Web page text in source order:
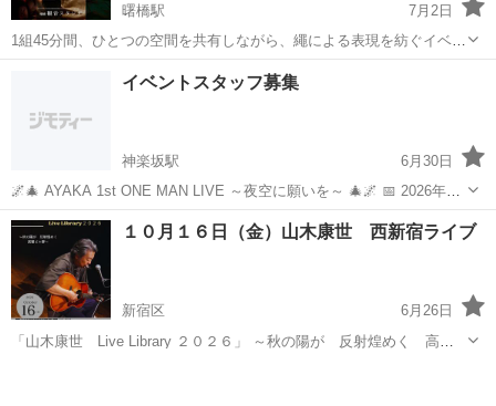
曙橋駅
7月2日
1組45分間、ひとつの空間を共有しながら、繩による表現を紡ぐイベン
トです。 繩を通じて生まれる関係性、静寂、そして心身の対話。 それ
ぞれの組が織りなす、その日限りのひとときをお楽しみください。 ■
曙橋駅 コンサート/ショー
イベントスタッフ募集
神楽坂駅
6月30日
🌌🎄 AYAKA 1st ONE MAN LIVE ～夜空に願いを～ 🎄🌌 📅 2026年12
月25日（金） 📍 エモーシア神楽坂 物販販売の手伝いをしてくれる人
を募集中です。 特典会の内容は… 📸 2ショット 📷...
東京 新宿区 神楽坂駅 コンサート/ショー チェキ
１０月１６日（金）山木康世 西新宿ライブ
新宿区
6月26日
「山木康世 Live Library ２０２６」 ～秋の陽が 反射煌めく 高層